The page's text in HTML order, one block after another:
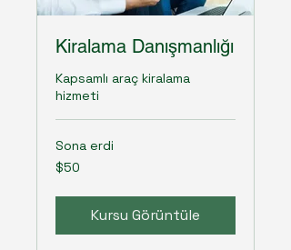
Kiralama Danışmanlığı
Kapsamlı araç kiralama
hizmeti
Sona erdi
$50
ABD
$50
Kursu Görüntüle